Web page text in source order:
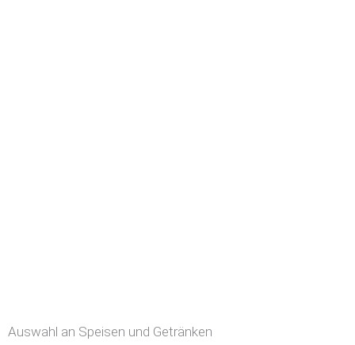
Auswahl an Speisen und Getränken